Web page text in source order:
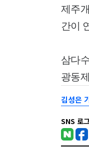
제주
간이
삼다
광동
김성은
SNS 로